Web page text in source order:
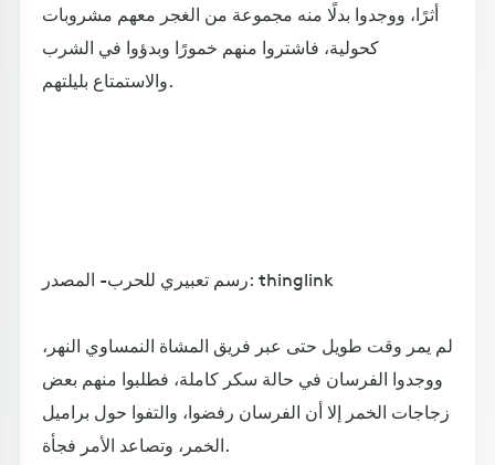
أثرًا، ووجدوا بدلًا منه مجموعة من الغجر معهم مشروبات
كحولية، فاشتروا منهم خمورًا وبدؤوا في الشرب
والاستمتاع بليلتهم.
رسم تعبيري للحرب- المصدر: thinglink
لم يمر وقت طويل حتى عبر فريق المشاة النمساوي النهر،
ووجدوا الفرسان في حالة سكر كاملة، فطلبوا منهم بعض
زجاجات الخمر إلا أن الفرسان رفضوا، والتفوا حول براميل
الخمر، وتصاعد الأمر فجأة.